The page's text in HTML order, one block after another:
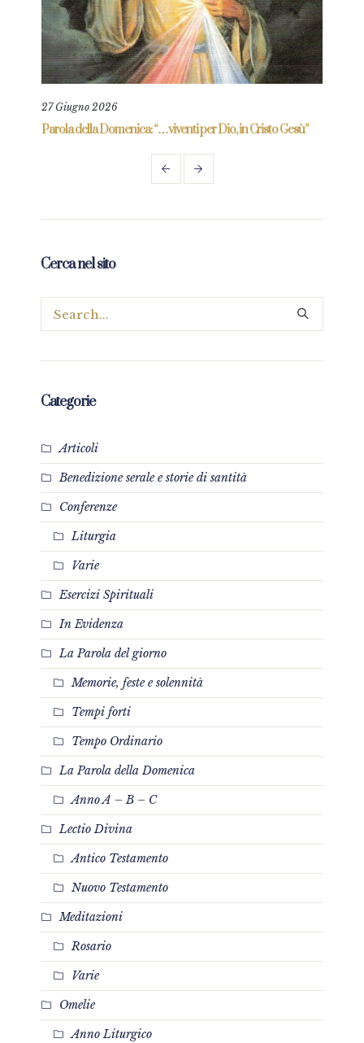
27 Giugno 2026
Parola della Domenica: “…viventi per Dio, in Cristo Gesù”
Cerca nel sito
Categorie
Articoli
Benedizione serale e storie di santità
Conferenze
Liturgia
Varie
Esercizi Spirituali
In Evidenza
La Parola del giorno
Memorie, feste e solennità
Tempi forti
Tempo Ordinario
La Parola della Domenica
Anno A – B – C
Lectio Divina
Antico Testamento
Nuovo Testamento
Meditazioni
Rosario
Varie
Omelie
Anno Liturgico